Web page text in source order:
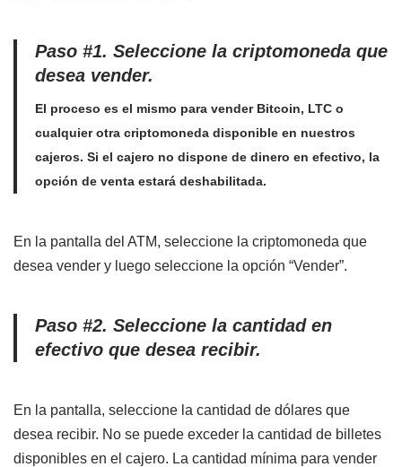
Paso #1. Seleccione la criptomoneda que
desea vender.
El proceso es el mismo para vender Bitcoin, LTC o
cualquier otra criptomoneda disponible en nuestros
cajeros. Si el cajero no dispone de dinero en efectivo, la
opción de venta estará deshabilitada.
En la pantalla del ATM, seleccione la criptomoneda que
desea vender y luego seleccione la opción “Vender”.
Paso #2. Seleccione la cantidad en
efectivo que desea recibir.
En la pantalla, seleccione la cantidad de dólares que
desea recibir. No se puede exceder la cantidad de billetes
disponibles en el cajero. La cantidad mínima para vender